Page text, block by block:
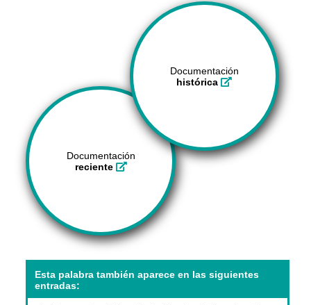
Documentación
histórica
Documentación
reciente
Esta palabra también aparece en las siguientes
entradas: